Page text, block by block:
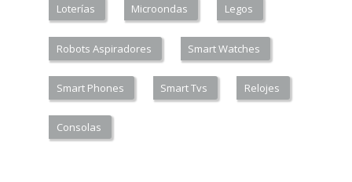
Loterías Microondas Legos
Robots Aspiradores Smart Watches
Smart Phones Smart Tvs Relojes
Consolas